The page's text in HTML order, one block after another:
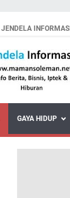
JENDELA INFORMASI
GAYA HIDUP